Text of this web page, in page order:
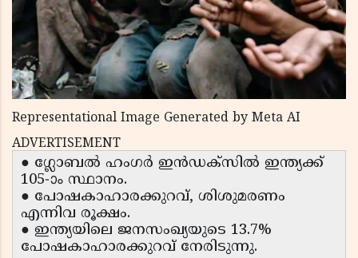
Representational Image Generated by Meta AI
ADVERTISEMENT
● ഗ്ലോബൽ ഹംഗർ ഇൻഡക്സിൽ ഇന്ത്യക്ക്
105-ാം സ്ഥാനം.
● പോഷകാഹാരക്കുറവ്, ശിശുമരണം
എന്നിവ രൂക്ഷം.
● ഇന്ത്യയിലെ ജനസംഖ്യയുടെ 13.7%
പോഷകാഹാരക്കുറവ് നേരിടുന്നു.